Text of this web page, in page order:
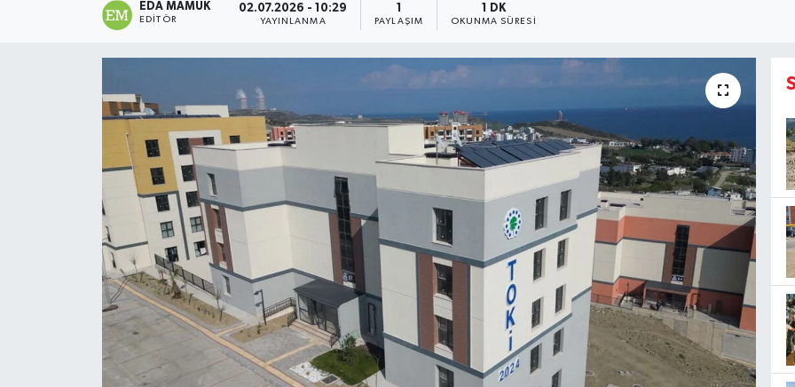
EDA MAMUK
EDITÖR
02.07.2026 - 10:29
YAYINLANMA PAYLAŞIM
1 DK
OKUNMA SÜRESI
Magazin
Resmi İlanlar
Siyaset
Yerel Yönetimler